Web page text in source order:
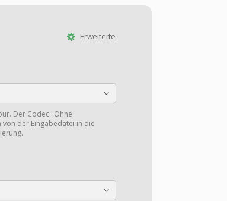
Erweiterte
Der Codec "Ohne
der Eingabedatei in die